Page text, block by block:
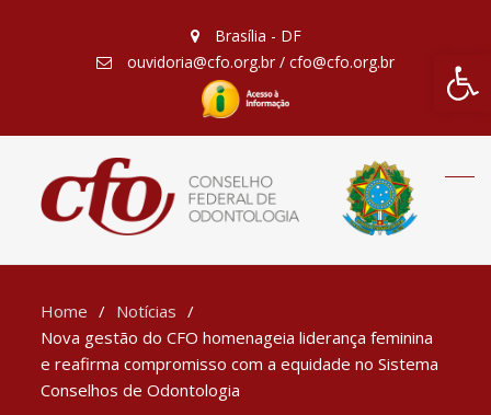
Barra
Brasília - DF
ouvidoria@cfo.org.br / cfo@cfo.org.br
Home
Notícias
Nova gestão do CFO homenageia liderança feminina
e reafirma compromisso com a equidade no Sistema
Conselhos de Odontologia